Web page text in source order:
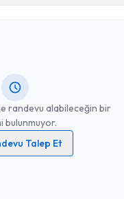
Gönder
randevu alabileceğin bir
bulunmuyor.
Talep Et
ilişkinAydınlatma Metni